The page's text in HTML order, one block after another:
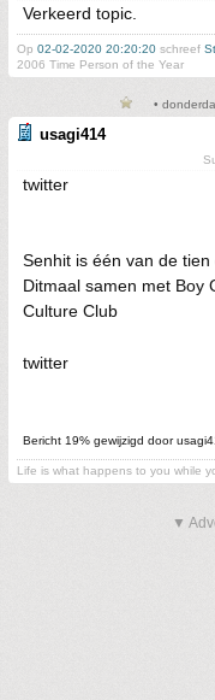
Verkeerd topic.
Op 02-02-2020 20:20:20 schreef
2006 Time Person of the Year
•
usagi414
twitter
Senhit is één van de
Ditmaal samen met Boy
Culture Club
twitter
Bericht 19% gewijzigd door
Life is what happens to you while
▼